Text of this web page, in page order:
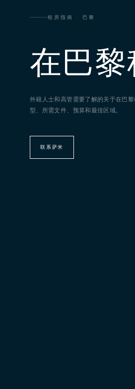
租房指南 · 巴黎
在巴
外籍人士和高管需要了解的关于在巴
型、所需文件、预算和最佳区域。
联系萨米